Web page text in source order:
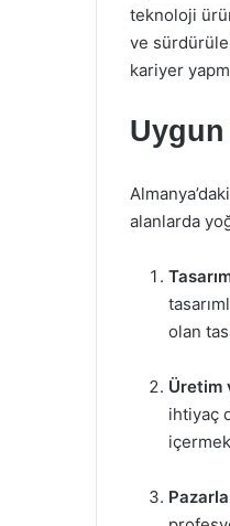
teknoloji
ve
kariyer
alanlarda
olan
Üretim
ihtiyaç